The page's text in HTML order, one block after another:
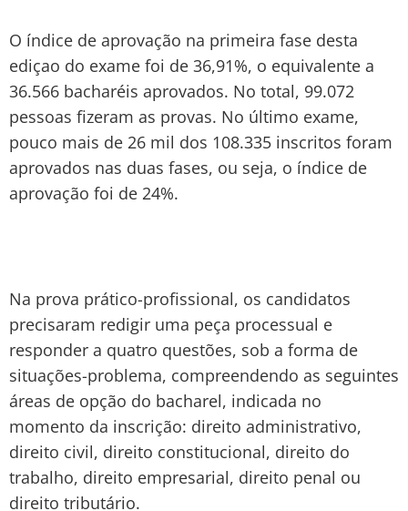
O índice de aprovação na primeira fase desta
ediçao do exame foi de 36,91%, o equivalente a
36.566 bacharéis aprovados. No total, 99.072
pessoas fizeram as provas. No último exame,
pouco mais de 26 mil dos 108.335 inscritos foram
aprovados nas duas fases, ou seja, o índice de
aprovação foi de 24%.
Na prova prático-profissional, os candidatos
precisaram redigir uma peça processual e
responder a quatro questões, sob a forma de
situações-problema, compreendendo as seguintes
áreas de opção do bacharel, indicada no
momento da inscrição: direito administrativo,
direito civil, direito constitucional, direito do
trabalho, direito empresarial, direito penal ou
direito tributário.